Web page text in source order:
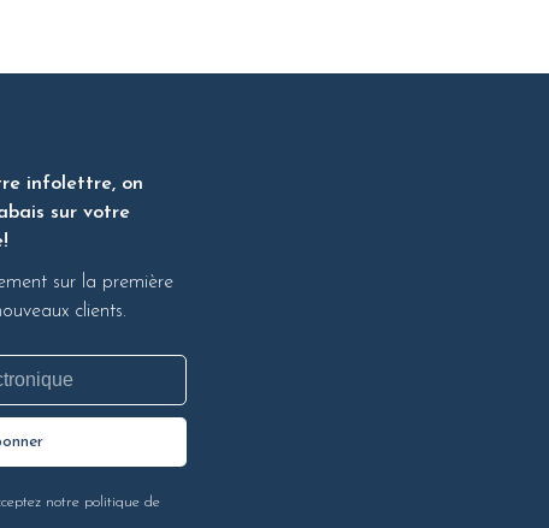
infolettre, on
sur votre
sur la première
clients.
notre politique de